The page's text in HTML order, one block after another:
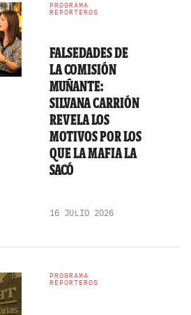
PROGRAMA
REPORTEROS
FALSEDADES DE
LA COMISIÓN
MUÑANTE:
SILVANA CARRIÓN
REVELA LOS
MOTIVOS POR LOS
QUE LA MAFIA LA
SACÓ
16 JULIO 2026
PROGRAMA
REPORTEROS